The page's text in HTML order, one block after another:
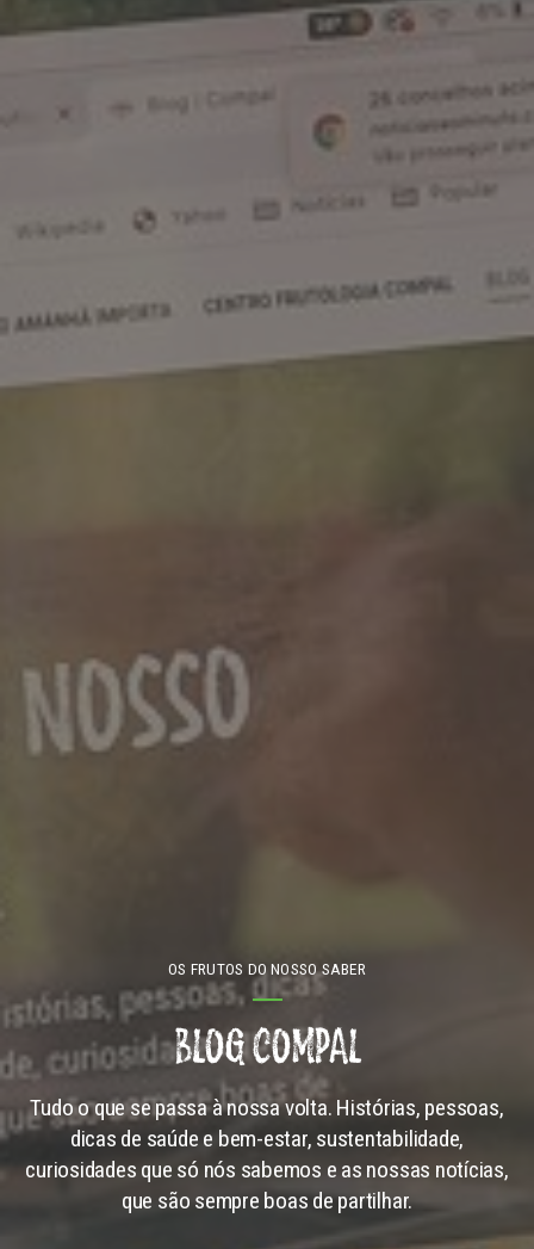
OS FRUTOS DO NOSSO SABER
BLOG COMPAL
Tudo o que se passa à nossa volta. Histórias, pessoas,
dicas de saúde e bem-estar, sustentabilidade,
curiosidades que só nós sabemos e as nossas notícias,
que são sempre boas de partilhar.